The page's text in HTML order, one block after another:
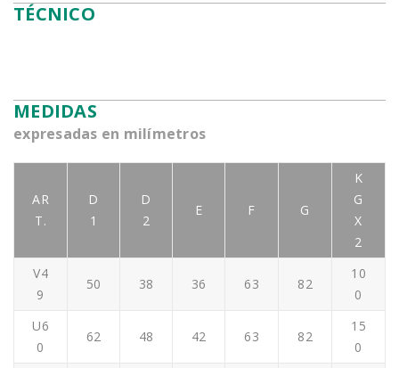
TÉCNICO
MEDIDAS
expresadas en milímetros
AR
T.
D
1
D
2
E F G
K
G
X
2
V4
9
50 38 36 63 82
10
0
U6
0
62 48 42 63 82
15
0